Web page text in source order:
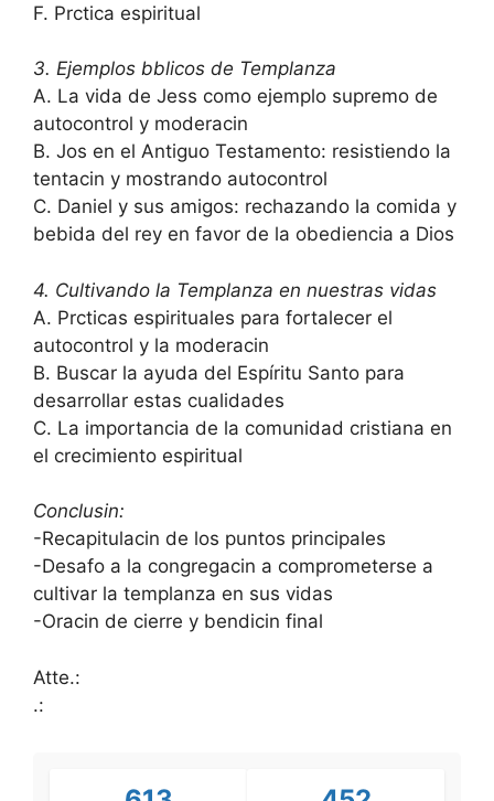
F. Prctica espiritual
3. Ejemplos bblicos de Templanza
A. La vida de Jess como ejemplo supremo de
autocontrol y moderacin
B. Jos en el Antiguo Testamento: resistiendo la
tentacin y mostrando autocontrol
C. Daniel y sus amigos: rechazando la comida y
bebida del rey en favor de la obediencia a Dios
4. Cultivando la Templanza en nuestras vidas
A. Prcticas espirituales para fortalecer el
autocontrol y la moderacin
B. Buscar la ayuda del Espíritu Santo para
desarrollar estas cualidades
C. La importancia de la comunidad cristiana en
el crecimiento espiritual
Conclusin:
-Recapitulacin de los puntos principales
-Desafo a la congregacin a comprometerse a
cultivar la templanza en sus vidas
-Oracin de cierre y bendicin final
Atte.:
.: